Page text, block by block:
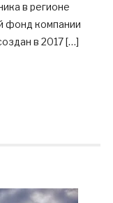
в регионе
фонд компании
в 2017 […]